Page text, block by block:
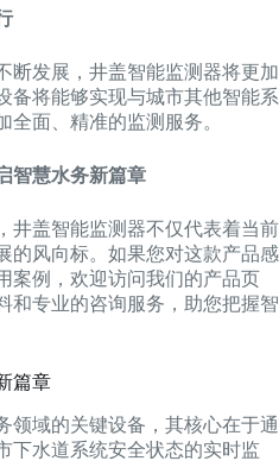
断发展，井盖智能监测器将更加
备将能够实现与城市其他智能系
面、精准的监测服务。
智慧水务新篇章
井盖智能监测器不仅代表着当前
的风向标。如果您对这款产品感
案例，欢迎访问我们的产品页
和专业的咨询服务，助您把握智
篇章
领域的关键设备，其核心在于通
下水道系统安全状态的实时监